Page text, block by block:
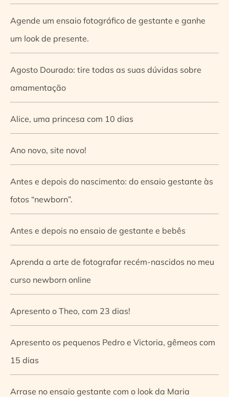
Agende um ensaio fotográfico de gestante e ganhe
um look de presente.
Agosto Dourado: tire todas as suas dúvidas sobre
amamentação
Alice, uma princesa com 10 dias
Ano novo, site novo!
Antes e depois do nascimento: do ensaio gestante às
fotos “newborn”.
Antes e depois no ensaio de gestante e bebês
Aprenda a arte de fotografar recém-nascidos no meu
curso newborn online
Apresento o Theo, com 23 dias!
Apresento os pequenos Pedro e Victoria, gêmeos com
15 dias
Arrase no ensaio gestante com o look da Maria